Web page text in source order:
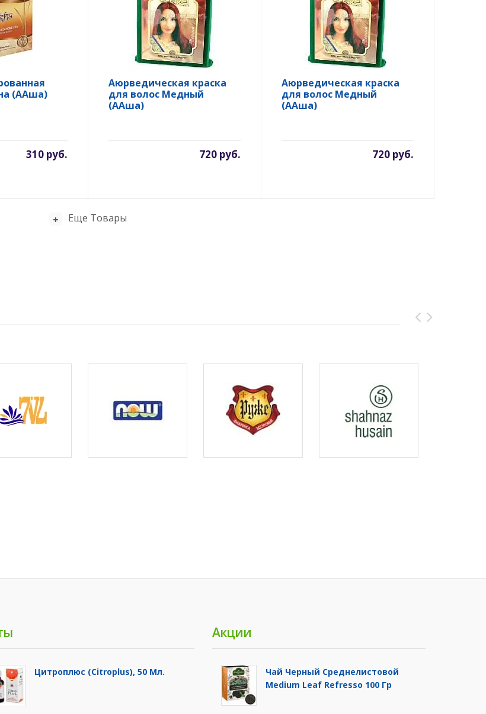
(ААша)
310 руб.
Аюрведическая краска
для волос Медный
(ААша)
720 руб.
Аюрведическая краска
для волос Медный
(ААша)
720 руб.
Еще Товары
Цитроплюс (Citroplus), 50 Мл.
Акции
Чай Черный Среднелистовой
Medium Leaf Refresso 100 Гр